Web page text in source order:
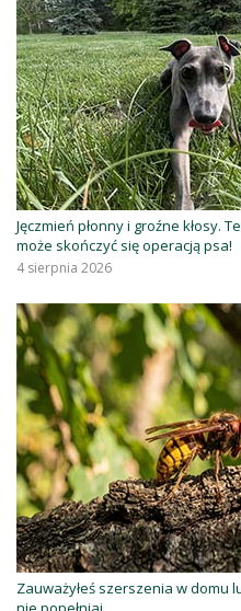
Jęczmień płonny i groźne kłosy.
może skończyć się operacją psa!
4 sierpnia 2026
Zauważyłeś szerszenia w domu